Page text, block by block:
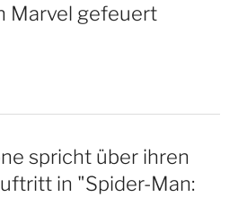
Marvel gefeuert
spricht über ihren
in "Spider-Man: